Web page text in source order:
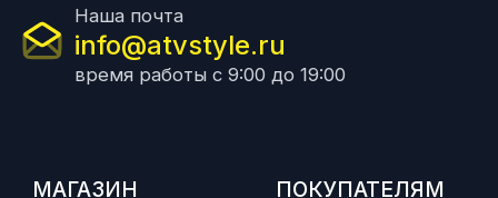
Наша почта
info@atvstyle.ru
время работы с 9:00 до 19:00
МАГАЗИН ПОКУПАТЕЛЯМ